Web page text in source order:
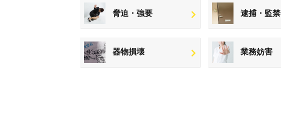
脅迫・強要 逮捕・監禁
器物損壊 業務妨害